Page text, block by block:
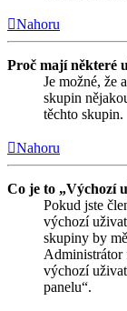
Nahoru
Proč mají některé
Je možné, že
skupin
těchto skupin.
Nahoru
Co je to „Výchozí
Pokud jste
výchozí
skupiny by
Administrátor
výchozí
panelu“.